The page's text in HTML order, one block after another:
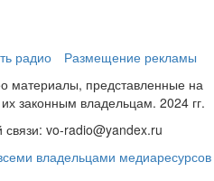
радио
Размещение рекламы
материалы, представленные на
законным владельцам. 2024 гг.
связи: vo-radio@yandex.ru
владельцами медиаресурсов